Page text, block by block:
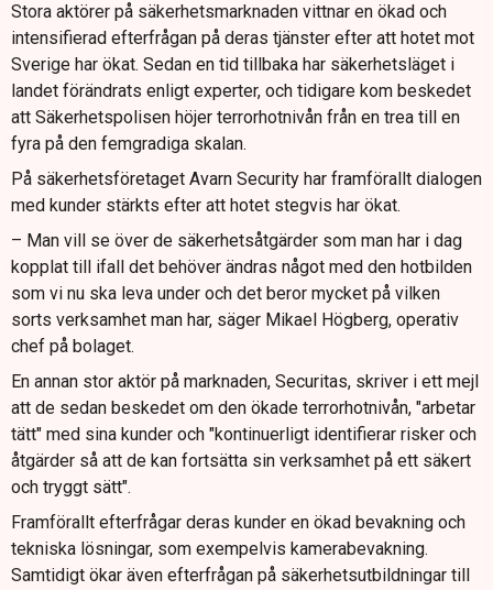
Stora aktörer på säkerhetsmarknaden vittnar en ökad och
intensifierad efterfrågan på deras tjänster efter att hotet mot
Sverige har ökat. Sedan en tid tillbaka har säkerhetsläget i
landet förändrats enligt experter, och tidigare kom beskedet
att Säkerhetspolisen höjer terrorhotnivån från en trea till en
fyra på den femgradiga skalan.
På säkerhetsföretaget Avarn Security har framförallt dialogen
med kunder stärkts efter att hotet stegvis har ökat.
– Man vill se över de säkerhetsåtgärder som man har i dag
kopplat till ifall det behöver ändras något med den hotbilden
som vi nu ska leva under och det beror mycket på vilken
sorts verksamhet man har, säger Mikael Högberg, operativ
chef på bolaget.
En annan stor aktör på marknaden, Securitas, skriver i ett mejl
att de sedan beskedet om den ökade terrorhotnivån, "arbetar
tätt" med sina kunder och "kontinuerligt identifierar risker och
åtgärder så att de kan fortsätta sin verksamhet på ett säkert
och tryggt sätt".
Framförallt efterfrågar deras kunder en ökad bevakning och
tekniska lösningar, som exempelvis kamerabevakning.
Samtidigt ökar även efterfrågan på säkerhetsutbildningar till